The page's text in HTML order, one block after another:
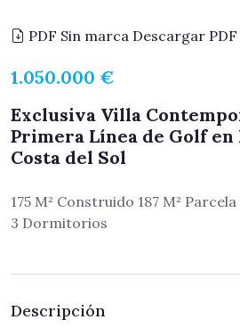
PDF Sin marca Descargar PDF
1.050.000 €
Exclusiva Villa
Primera Línea de Golf
Costa del Sol
175 M² Construido 187 M²
3 Dormitorios
Descripción